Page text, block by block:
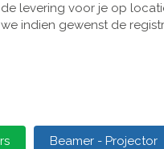
levering voor je op
indien gewenst de
Beamer - Projector